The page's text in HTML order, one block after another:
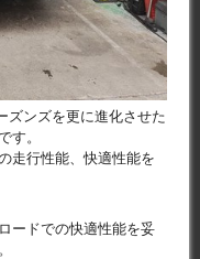
ズンズを更に進化させた
す。
走行性能、快適性能を
ードでの快適性能を妥